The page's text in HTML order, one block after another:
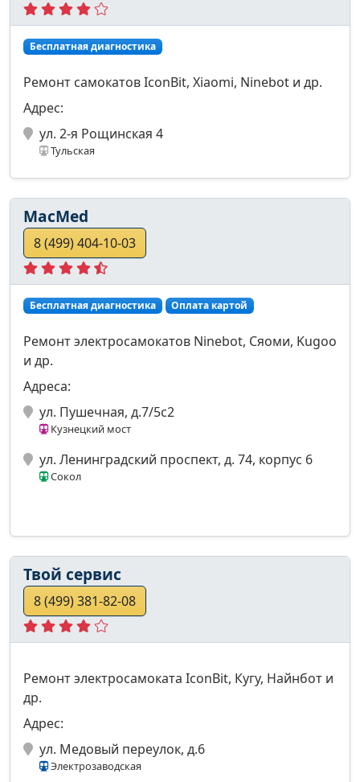
Бесплатная диагностика
Ремонт самокатов IconBit, Xiaomi, Ninebot и др.
Адрес:
ул. 2-я Рощинская 4
Тульская
MacMed
8 (499) 404-10-03
Бесплатная диагностика Оплата картой
Ремонт электросамокатов Ninebot, Сяоми, Kugoo
и др.
Адреса:
ул. Пушечная, д.7/5с2
Кузнецкий мост
ул. Ленинградский проспект, д. 74, корпус 6
Сокол
Твой сервис
8 (499) 381-82-08
Ремонт электросамоката IconBit, Кугу, Найнбот и
др.
Адрес:
ул. Медовый переулок, д.6
Электрозаводская